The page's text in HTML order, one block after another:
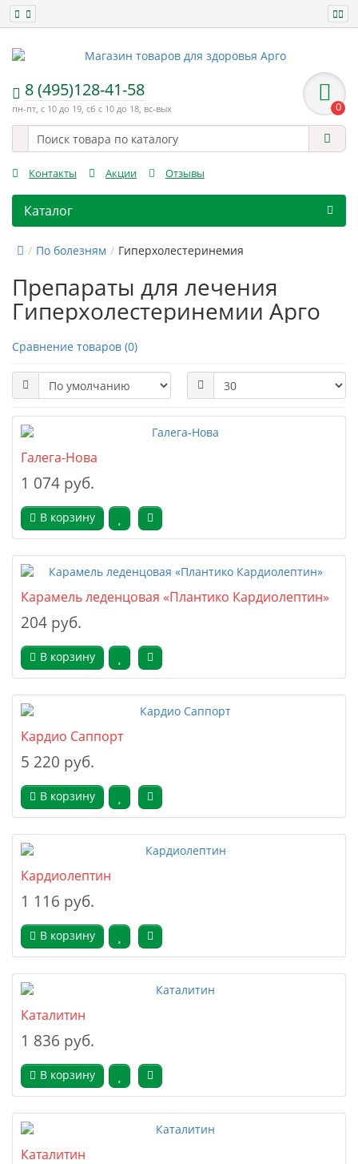
8 (495)128-41-58
пн-пт, с 10 до 19, сб с 10 до 18, вс-вых 0
Контакты Акции Отзывы
Каталог
По болезням Гиперхолестеринемия
Препараты для лечения
Гиперхолестеринемии Арго
Сравнение товаров (0)
Галега-Нова
1 074 руб.
В корзину
Карамель леденцовая «Плантико Кардиолептин»
204 руб.
В корзину
Кардио Саппорт
5 220 руб.
В корзину
Кардиолептин
1 116 руб.
В корзину
Каталитин
1 836 руб.
В корзину
Каталитин